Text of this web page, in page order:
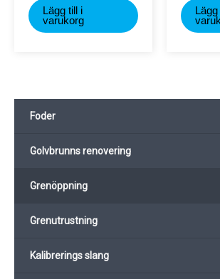
Lägg till i
varukorg
Foder
Golvbrunns renovering
Grenöppning
Grenutrustning
Kalibrerings slang